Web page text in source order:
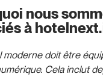
nous
à
moderne doit être
Cela inclut